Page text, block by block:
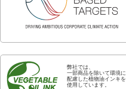
弊社では、
一部商品を除いて環境に
配慮した植物油インキを
使用しています。